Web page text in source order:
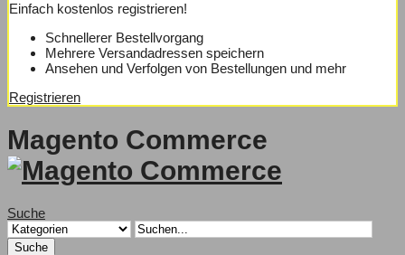
Einfach kostenlos registrieren!
Schnellerer Bestellvorgang
Mehrere Versandadressen speichern
Ansehen und Verfolgen von Bestellungen und mehr
Registrieren
Magento Commerce
Suche
Suche